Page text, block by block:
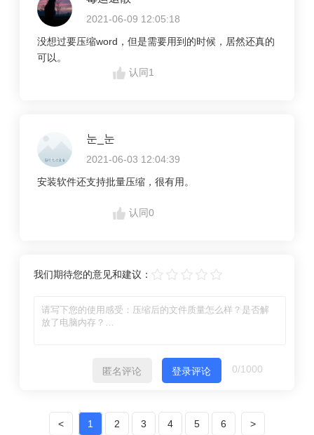
2021-06-09 12:05:18
没想过要压缩word，但是需要用到的时候，居然还真的
可以。
认同1
눈_눈
2021-06-03 12:04:39
安装软件还支持批量压缩，很有用。
认同0
我们期待您的意见和建议：
0/1000
匿名评论 登录评论
< 1 2 3 4 5 6 >